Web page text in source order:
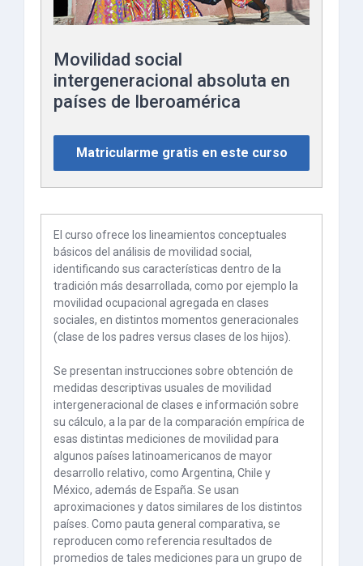
Movilidad social
intergeneracional absoluta en
países de Iberoamérica
Matricularme gratis en este curso
El curso ofrece los lineamientos conceptuales
básicos del análisis de movilidad social,
identificando sus características dentro de la
tradición más desarrollada, como por ejemplo la
movilidad ocupacional agregada en clases
sociales, en distintos momentos generacionales
(clase de los padres versus clases de los hijos).
Se presentan instrucciones sobre obtención de
medidas descriptivas usuales de movilidad
intergeneracional de clases e información sobre
su cálculo, a la par de la comparación empírica de
esas distintas mediciones de movilidad para
algunos países latinoamericanos de mayor
desarrollo relativo, como Argentina, Chile y
México, además de España. Se usan
aproximaciones y datos similares de los distintos
países. Como pauta general comparativa, se
reproducen como referencia resultados de
promedios de tales mediciones para un grupo de